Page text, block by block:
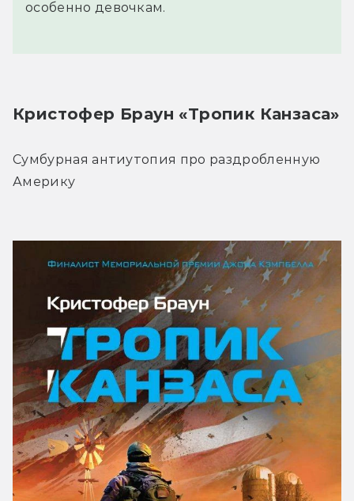
особенно девочкам.
Кристофер Браун «Тропик Канзаса»
Сумбурная антиутопия про раздробленную
Америку